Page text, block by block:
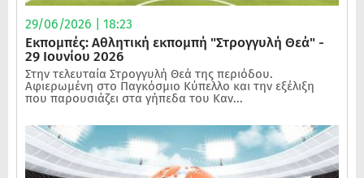
29/06/2026 | 18:23
Εκπομπές: Αθλητική εκπομπή "Στρογγυλή Θεά" -
29 Ιουνίου 2026
Στην τελευταία Στρογγυλή Θεά της περιόδου.
Αφιερωμένη στο Παγκόσμιο Κύπελλο και την εξέλιξη
που παρουσιάζει στα γήπεδα του Καν...